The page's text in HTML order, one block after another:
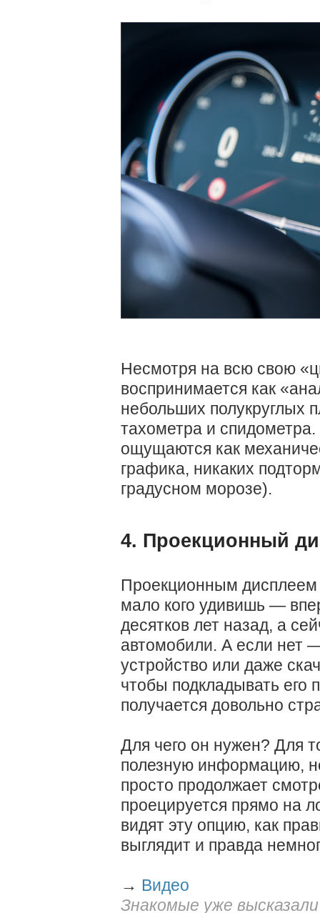
Несмотря на всю свою
воспринимается как
небольших полукруглых
тахометра и
ощущаются как
графика, никаких
градусном морозе).
4. Проекционный
Проекционным
мало кого удивишь —
десятков лет назад, а
автомобили. А если нет
устройство или даже
чтобы подкладывать его
получается довольно
Для чего он нужен? Для
полезную информацию,
просто продолжает
проецируется прямо на
видят эту опцию, как
выглядит и правда
→ Видео
Знакомые уже